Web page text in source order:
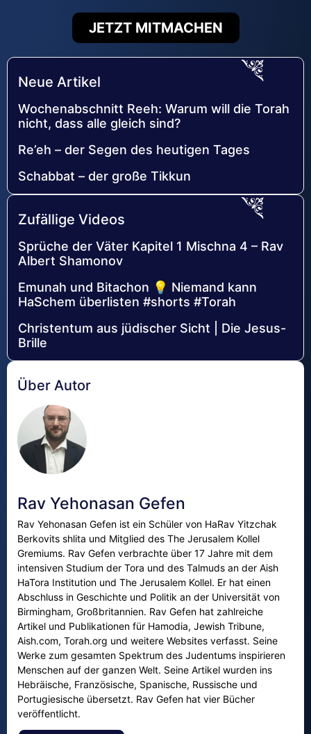
JETZT MITMACHEN
Neue Artikel
Wochenabschnitt Reeh: Warum will die Torah
nicht, dass alle gleich sind?
Re’eh – der Segen des heutigen Tages
Schabbat – der große Tikkun
Zufällige Videos
Sprüche der Väter Kapitel 1 Mischna 4 – Rav
Albert Shamonov
Emunah und Bitachon 💡 Niemand kann
HaSchem überlisten #shorts #Torah
Christentum aus jüdischer Sicht | Die Jesus-
Brille
Über Autor
Rav Yehonasan Gefen
Rav Yehonasan Gefen ist ein Schüler von HaRav Yitzchak
Berkovits shlita und Mitglied des The Jerusalem Kollel
Gremiums. Rav Gefen verbrachte über 17 Jahre mit dem
intensiven Studium der Tora und des Talmuds an der Aish
HaTora Institution und The Jerusalem Kollel. Er hat einen
Abschluss in Geschichte und Politik an der Universität von
Birmingham, Großbritannien. Rav Gefen hat zahlreiche
Artikel und Publikationen für Hamodia, Jewish Tribune,
Aish.com, Torah.org und weitere Websites verfasst. Seine
Werke zum gesamten Spektrum des Judentums inspirieren
Menschen auf der ganzen Welt. Seine Artikel wurden ins
Hebräische, Französische, Spanische, Russische und
Portugiesische übersetzt. Rav Gefen hat vier Bücher
veröffentlicht.